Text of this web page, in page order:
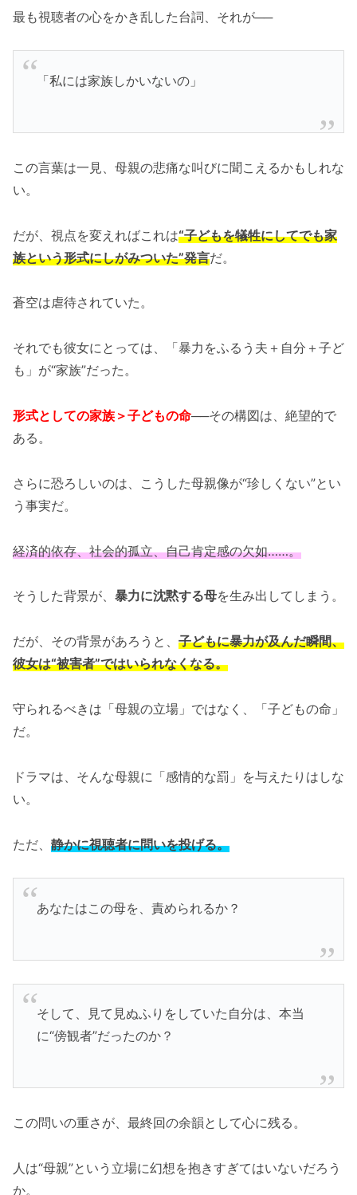
最も視聴者の心をかき乱した台詞、それが──
「私には家族しかいないの」
この言葉は一見、母親の悲痛な叫びに聞こえるかもしれな
い。
だが、視点を変えればこれは“子どもを犠牲にしてでも家
族という形式にしがみついた”発言だ。
蒼空は虐待されていた。
それでも彼女にとっては、「暴力をふるう夫＋自分＋子ど
も」が“家族”だった。
形式としての家族＞子どもの命──その構図は、絶望的で
ある。
さらに恐ろしいのは、こうした母親像が“珍しくない”とい
う事実だ。
経済的依存、社会的孤立、自己肯定感の欠如……。
そうした背景が、 暴力に沈黙する母を生み出してしまう。
だが、その背景があろうと、 子どもに暴力が及んだ瞬間、
彼女は“被害者”ではいられなくなる。
守られるべきは「母親の立場」ではなく、「子どもの命」
だ。
ドラマは、そんな母親に「感情的な罰」を与えたりはしな
い。
ただ、 静かに視聴者に問いを投げる。
あなたはこの母を、責められるか？
そして、見て見ぬふりをしていた自分は、本当
に“傍観者”だったのか？
この問いの重さが、最終回の余韻として心に残る。
人は“母親”という立場に幻想を抱きすぎてはいないだろう
か。